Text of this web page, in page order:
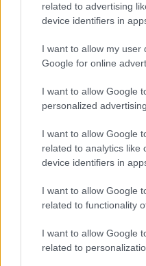
related to advertising
device identifiers in
I want to allow my user
Google for online
I want to allow Google
personalized advertising.
I want to allow Google
related to analytics like
device identifiers in
I want to allow Google
related to functionality
I want to allow Google
related to
Pénteken újra csökken a
Országgyűlés
Harmadfokú hőségriasztás
A zárkában rosszul lett,
számoltak be a szolnoki
Váratlan fennakadás
vasútvonal közlekedését
elbocsátott dolgozón